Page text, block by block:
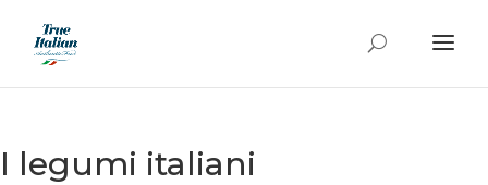
I legumi italiani